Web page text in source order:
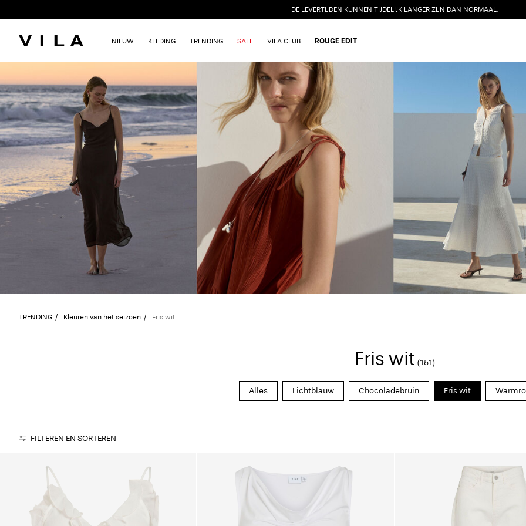
DE LEVERTIJDEN KUNNEN TIJDELIJK LANGER ZIJN DAN NORMAAL.
NIEUW KLEDING TRENDING SALE VILA CLUB ROUGE EDIT
TRENDING Kleuren van het seizoen Fris wit
Fris wit (151)
Alles Lichtblauw Chocoladebruin Fris wit
FILTEREN EN SORTEREN